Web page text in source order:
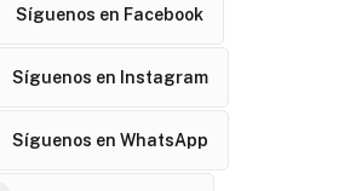
Síguenos en Facebook
Síguenos en Instagram
Síguenos en WhatsApp